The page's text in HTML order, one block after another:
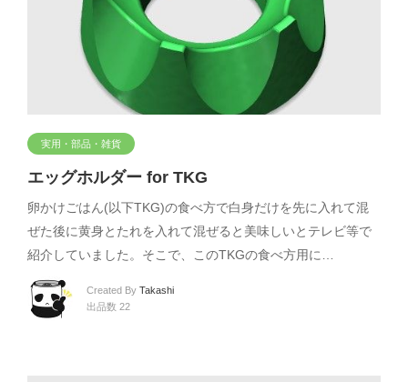
実用・部品・雑貨
エッグホルダー for TKG
卵かけごはん(以下TKG)の食べ方で白身だけを先に入れて混
ぜた後に黄身とたれを入れて混ぜると美味しいとテレビ等で
紹介していました。そこで、このTKGの食べ方用に…
Created By Takashi
出品数 22